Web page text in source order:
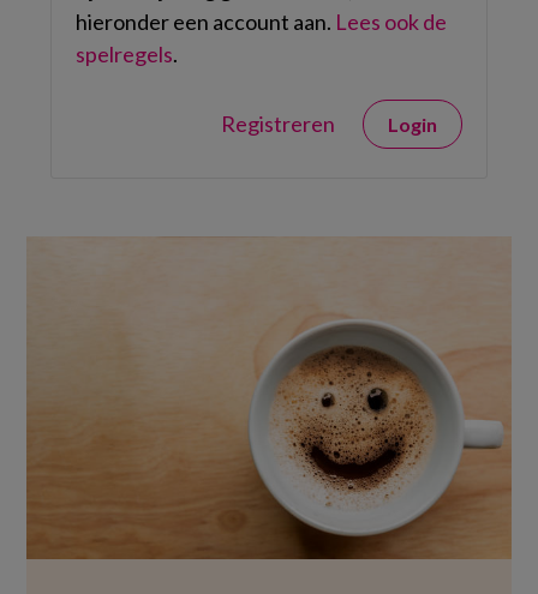
hieronder een account aan. Lees ook de
spelregels.
Registreren Login